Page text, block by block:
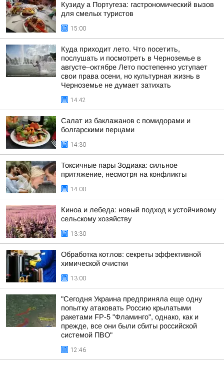
Кузиду а Португеза: гастрономический вызов
для смелых туристов
15:00
Куда приходит лето. Что посетить,
послушать и посмотреть в Черноземье в
августе–октябре Лето постепенно уступает
свои права осени, но культурная жизнь в
Черноземье не думает затихать
14:42
Салат из баклажанов с помидорами и
болгарскими перцами
14:30
Токсичные пары Зодиака: сильное
притяжение, несмотря на конфликты
14:00
Киноа и лебеда: новый подход к устойчивому
сельскому хозяйству
13:30
Обработка котлов: секреты эффективной
химической очистки
13:00
"Сегодня Украина предприняла еще одну
попытку атаковать Россию крылатыми
ракетами FP-5 "Фламинго", однако, как и
прежде, все они были сбиты российской
системой ПВО"
12:46